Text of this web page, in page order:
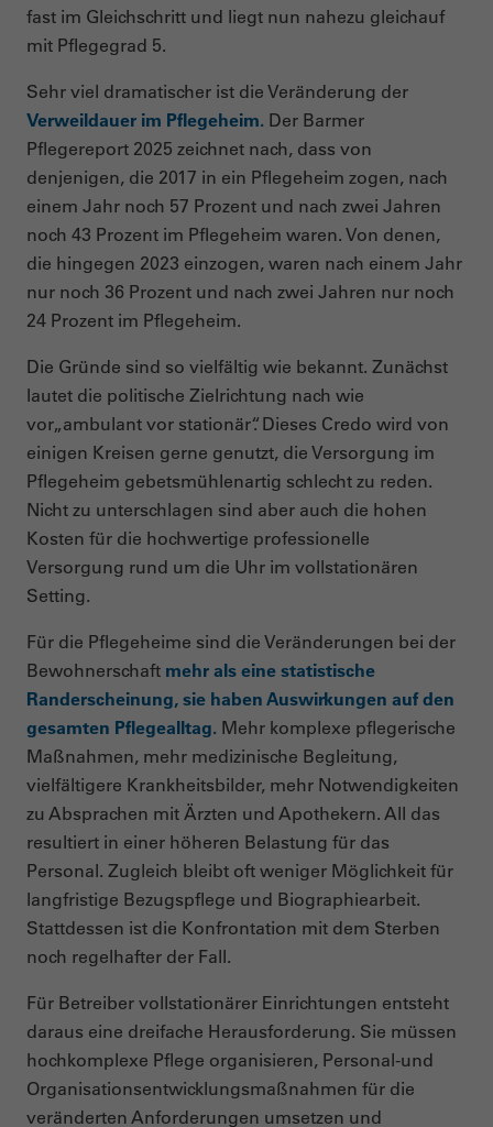
fast im Gleichschritt und liegt nun nahezu gleichauf
mit Pflegegrad 5.
Sehr viel dramatischer ist die Veränderung der
Verweildauer im Pflegeheim. Der Barmer
Pflegereport 2025 zeichnet nach, dass von
denjenigen, die 2017 in ein Pflegeheim zogen, nach
einem Jahr noch 57 Prozent und nach zwei Jahren
noch 43 Prozent im Pflegeheim waren. Von denen,
die hingegen 2023 einzogen, waren nach einem Jahr
nur noch 36 Prozent und nach zwei Jahren nur noch
24 Prozent im Pflegeheim.
Die Gründe sind so vielfältig wie bekannt. Zunächst
lautet die politische Zielrichtung nach wie
vor„ambulant vor stationär“. Dieses Credo wird von
einigen Kreisen gerne genutzt, die Versorgung im
Pflegeheim gebetsmühlenartig schlecht zu reden.
Nicht zu unterschlagen sind aber auch die hohen
Kosten für die hochwertige professionelle
Versorgung rund um die Uhr im vollstationären
Setting.
Für die Pflegeheime sind die Veränderungen bei der
Bewohnerschaft mehr als eine statistische
Randerscheinung, sie haben Auswirkungen auf den
gesamten Pflegealltag. Mehr komplexe pflegerische
Maßnahmen, mehr medizinische Begleitung,
vielfältigere Krankheitsbilder, mehr Notwendigkeiten
zu Absprachen mit Ärzten und Apothekern. All das
resultiert in einer höheren Belastung für das
Personal. Zugleich bleibt oft weniger Möglichkeit für
langfristige Bezugspflege und Biographiearbeit.
Stattdessen ist die Konfrontation mit dem Sterben
noch regelhafter der Fall.
Für Betreiber vollstationärer Einrichtungen entsteht
daraus eine dreifache Herausforderung. Sie müssen
hochkomplexe Pflege organisieren, Personal-und
Organisationsentwicklungsmaßnahmen für die
veränderten Anforderungen umsetzen und